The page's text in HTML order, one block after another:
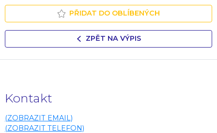
PŘIDAT DO OBLÍBENÝCH
ZPĚT NA VÝPIS
Kontakt
(ZOBRAZIT EMAIL)
(ZOBRAZIT TELEFON)